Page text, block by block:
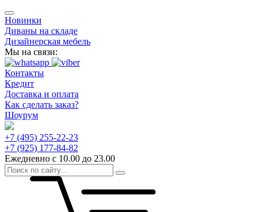
Новинки
Диваны на складе
Дизайнерская мебель
Мы на связи:
Контакты
Кредит
Доставка и оплата
Как сделать заказ?
Шоурум
+7 (495) 255-22-23
+7 (925) 177-84-82
Ежедневно с 10.00 до 23.00